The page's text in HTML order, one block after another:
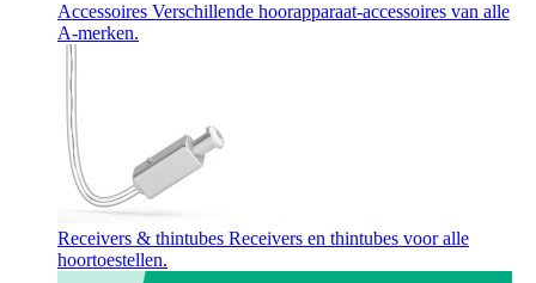
Accessoires Verschillende hoorapparaat-accessoires van alle
A-merken.
Receivers & thintubes Receivers en thintubes voor alle
hoortoestellen.